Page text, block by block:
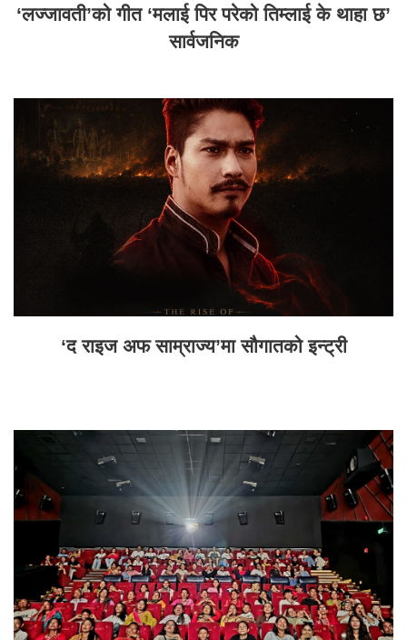
‘लज्जावती’को गीत ‘मलाई पिर परेको तिम्लाई के थाहा छ’
सार्वजनिक
‘द राइज अफ साम्राज्य’मा सौगातको इन्ट्री